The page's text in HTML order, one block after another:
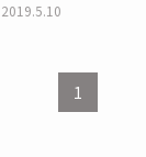
2019.5.10
1